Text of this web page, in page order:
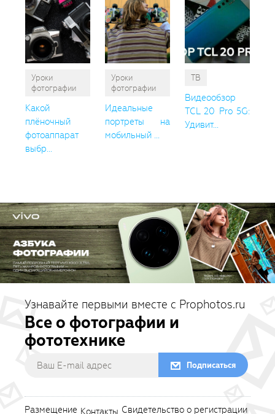
Уроки
фотографии
Какой
плёночный
фотоаппарат
выбр...
Уроки
фотографии
Идеальные
портреты на
мобильный ...
ТВ
Видеообзор
TCL 20 Pro 5G:
Удивит...
Узнавайте первыми вместе с Prophotos.ru
Все о фотографии и
фототехнике
Подписаться
Размещение Контакты Свидетельство о регистрации